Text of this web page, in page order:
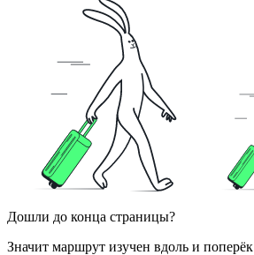
Дошли до конца страницы?
Значит маршрут изучен вдоль и поперёк